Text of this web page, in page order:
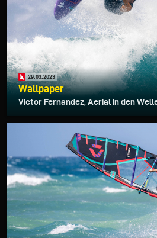
29.03.2023
Wallpaper
Victor Fernandez, Aerial in den